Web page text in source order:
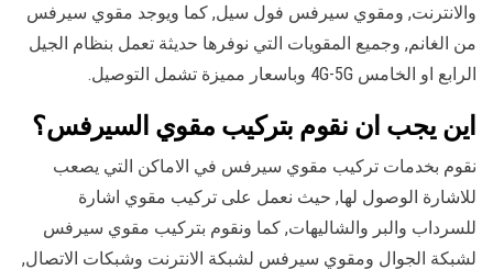
والانترنت, ومقوي سيرفس فول سيل, كما ويوجد مقوي سيرفس
من الغانم, وجميع المقويات التي نوفرها حديثة تعمل بنظام الجيل
الرابع او الخامس 4G-5G وباسعار مميزة تشمل التوصيل.
اين يجب ان نقوم بتركيب مقوي السيرفس؟
نقوم بخدمات تركيب مقوي سيرفس في الاماكن التي يصعب
للاشارة الوصول لها, حيث نعمل على تركيب مقوي اشارة
للسرداب والبر والشاليهات, كما ونقوم بتركيب مقوي سيرفس
لشبكة الجوال ومقوي سيرفس لشبكة الانترنت وشبكات الاتصال,